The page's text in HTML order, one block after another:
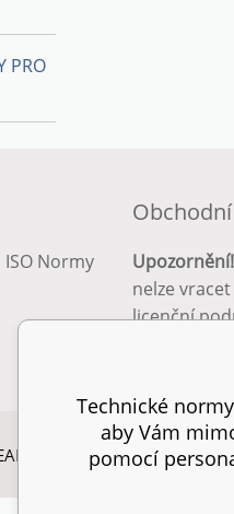
PRO
ISO Normy Upozornění!
nelze
licenční
STANDARD. Všechna
Technické
aby Vám
pomocí